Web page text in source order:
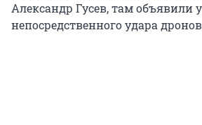
Александр Гусев, там объявили
непосредственного удара